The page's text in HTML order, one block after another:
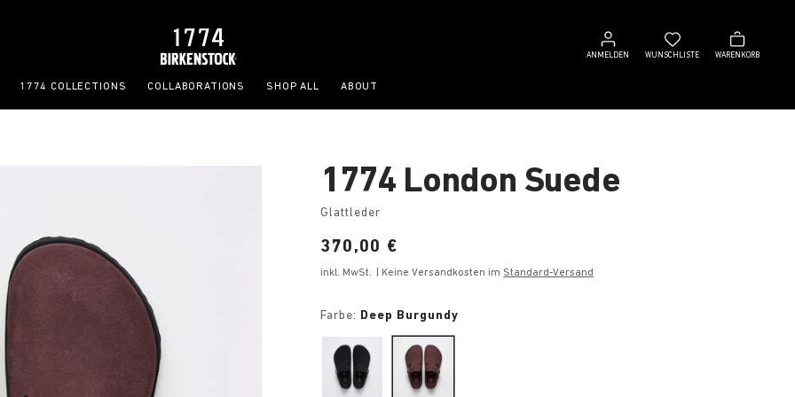
ANMELDEN
Anmelden
WUNSCHLISTE
Wunschliste
WARENKORB
Warenkorb
1774 COLLECTIONS COLLABORATIONS SHOP ALL ABOUT
1774 London Suede
Glattleder
Price:
370,00 €
inkl. MwSt. | Keine Versandkosten im Standard-Versand
Farbe: Deep Burgundy